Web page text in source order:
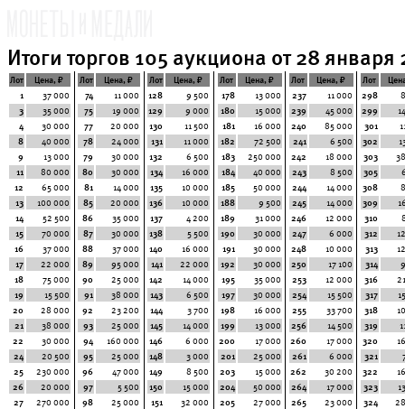
Итоги торгов 105 аукциона от 28 января
Лот
Цена, ₽
1
37 000
3
35 000
4
30 000
8
40 000
9
13 000
11
80 000
12
65 000
13
100 000
14
52 500
15
70 000
16
37 000
17
22 000
18
75 000
19
15 500
20
28 000
21
38 000
22
30 000
24
20 500
25
230 000
26
20 000
27
270 000
Лот
Цена, ₽
74
11 000
75
19 000
77
20 000
78
24 000
79
30 000
80
30 000
81
14 000
85
20 000
86
35 000
87
30 000
88
37 000
89
95 000
90
25 000
91
38 000
92
23 200
93
25 000
94
160 000
95
25 000
96
47 000
97
5 500
98
25 000
Лот
Цена, ₽
128
9 500
129
9 000
130
11 500
131
11 000
132
6 500
134
16 000
135
10 000
136
10 000
137
4 200
138
5 500
140
16 000
141
22 000
142
14 000
143
6 500
144
3 700
145
14 000
146
6 000
148
3 000
149
8 500
150
15 000
151
32 000
Лот
Цена, ₽
178
13 000
180
15 000
181
16 000
182
72 500
183
250 000
184
40 000
185
50 000
188
9 500
189
31 000
190
30 000
191
30 000
192
30 000
195
35 000
197
30 000
198
16 000
199
13 000
200
17 000
201
25 000
203
15 000
204
50 000
205
27 000
Лот
Цена, ₽
237
11 000
239
45 000
240
85 000
241
6 500
242
18 000
243
8 500
244
14 000
245
14 000
246
12 000
247
6 000
248
10 000
250
17 100
253
12 000
254
15 500
255
33 700
256
14 500
260
17 000
261
6 000
262
30 200
264
17 000
265
23 000
Лот
298
299
301
302
303
305
308
309
310
312
313
314
316
317
318
319
320
321
322
323
324